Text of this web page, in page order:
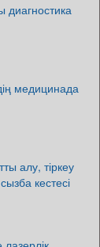
диагностика
медицинада
алу, тіркеу
кестесі